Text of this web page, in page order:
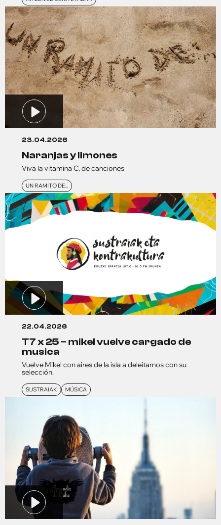
23.04.2026
naranjas y limones
Viva la vitamina C, de canciones
UN RAMITO DE...
22.04.2026
t7 x 25 – mikel vuelve cargado de
musica
Vuelve Mikel con aires de la isla a deleitarnos con su
selección.
SUSTRAIAK MÚSICA